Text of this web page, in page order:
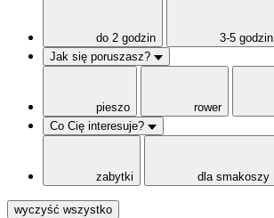
do 2 godzin 3-5 godzin
Jak się poruszasz?
pieszo rower
Co Cię interesuje?
zabytki dla smakoszy
wyczyść wszystko